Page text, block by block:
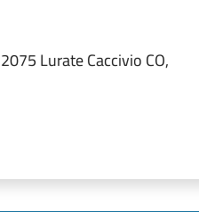
Lurate Caccivio CO,